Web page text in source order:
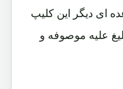
ای دیگر این کلیپ
علیه موصوفه و